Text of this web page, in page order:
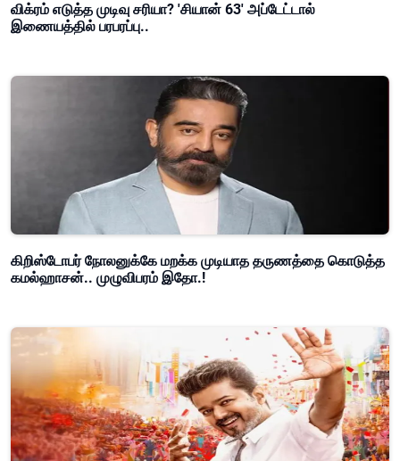
விக்ரம் எடுத்த முடிவு சரியா? 'சியான் 63' அப்டேட்டால்
இணையத்தில் பரபரப்பு..
கிறிஸ்டோபர் நோலனுக்கே மறக்க முடியாத தருணத்தை கொடுத்த
கமல்ஹாசன்.. முழுவிபரம் இதோ.!